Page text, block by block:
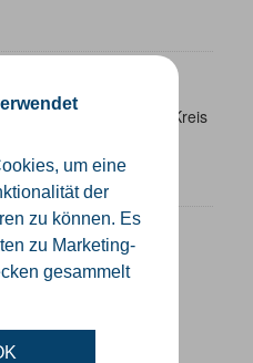
um eine
der
zu können. Es
zu Marketing-
gesammelt
im Kreis
folgender
(Meßtischblatt) -
- DGK5 (GK3) -